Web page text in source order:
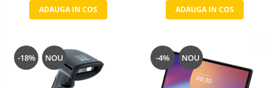
ADAUGA IN COS ADAUGA IN COS
-18% NOU -4% NOU